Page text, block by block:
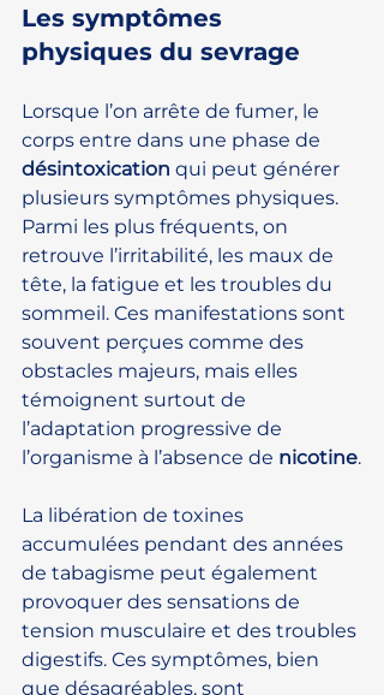
Les symptômes
physiques du sevrage
Lorsque l’on arrête de fumer, le
corps entre dans une phase de
désintoxication qui peut générer
plusieurs symptômes physiques.
Parmi les plus fréquents, on
retrouve l’irritabilité, les maux de
tête, la fatigue et les troubles du
sommeil. Ces manifestations sont
souvent perçues comme des
obstacles majeurs, mais elles
témoignent surtout de
l’adaptation progressive de
l’organisme à l’absence de nicotine.
La libération de toxines
accumulées pendant des années
de tabagisme peut également
provoquer des sensations de
tension musculaire et des troubles
digestifs. Ces symptômes, bien
que désagréables, sont